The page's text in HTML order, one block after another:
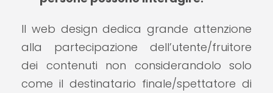
Il web design dedica grande attenzione
alla partecipazione dell’utente/fruitore
dei contenuti non considerandolo solo
come il destinatario finale/spettatore di